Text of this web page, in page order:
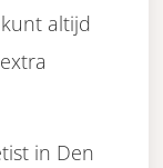
altijd
in Den